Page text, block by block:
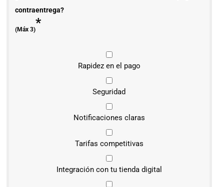
contraentrega?
(Máx 3)*
Rapidez en el pago
Seguridad
Notificaciones claras
Tarifas competitivas
Integración con tu tienda digital